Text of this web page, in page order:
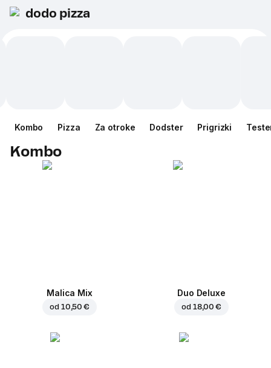
dodo pizza
Kombo Pizza Za otroke Dodster Prigrizki
Kombo
Malica Mix
od 10,50 €
Duo Deluxe
od 18,00 €